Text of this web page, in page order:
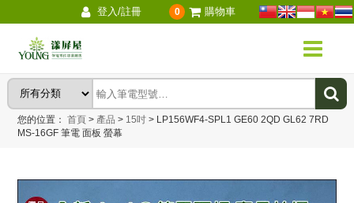
登入/註冊 0 購物車
您的位置：首頁 > 產品 > 15吋 > LP156WF4-SPL1 GE60 2QD GL62 7RD
MS-16GF 筆電 面板 螢幕